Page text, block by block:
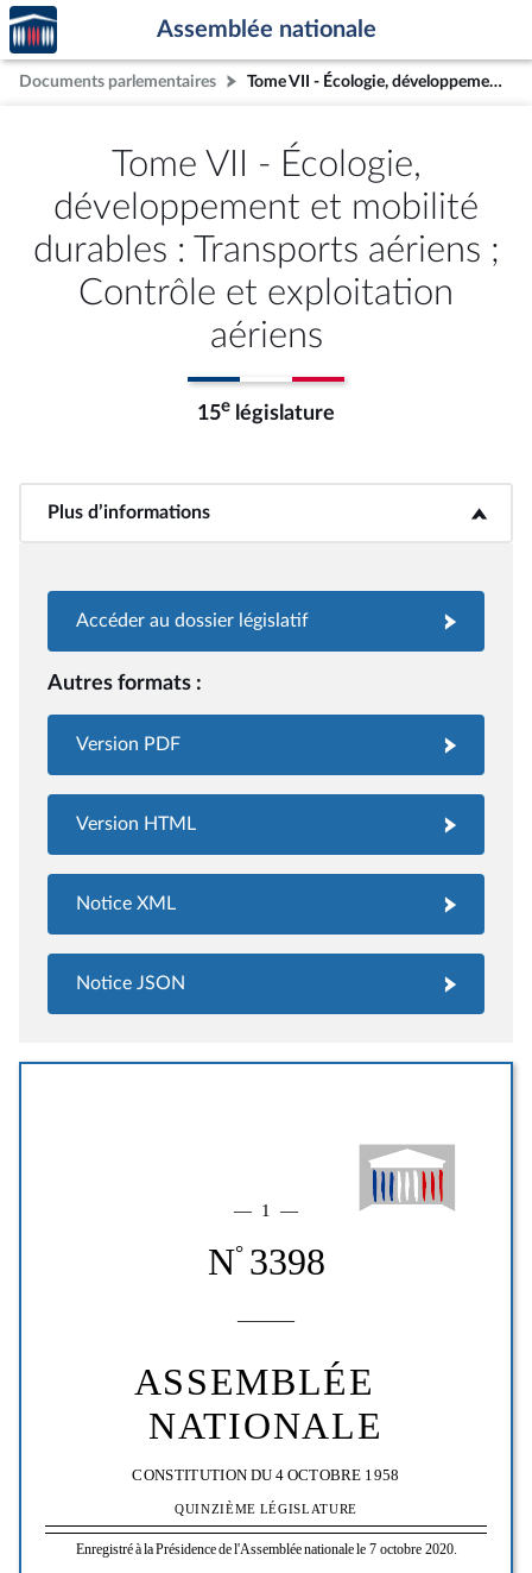
Aller au contenu
Aller en bas de la page
Accèder
à la
page
d'accueil
Assemblée nationale
Documents parlementaires Tome VII - Écologie, développement et mobilité durables : Transports aériens ; Contrôle et exploitation aériens
Tome VII - Écologie,
développement et mobilité
durables : Transports aériens ;
Contrôle et exploitation
aériens
15e législature
Plus d’informations<b>Plus d’informations</b>
Accéder au dossier législatif
Autres formats :
Version PDF
Version HTML
Notice XML
Notice JSON